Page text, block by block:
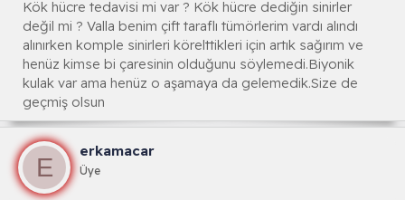
Kök hücre tedavisi mi var ? Kök hücre dediğin sinirler
değil mi ? Valla benim çift taraflı tümörlerim vardı alındı
alınırken komple sinirleri körelttikleri için artık sağırım ve
henüz kimse bi çaresinin olduğunu söylemedi.Biyonik
kulak var ama henüz o aşamaya da gelemedik.Size de
geçmiş olsun
E
erkamacar
Üye